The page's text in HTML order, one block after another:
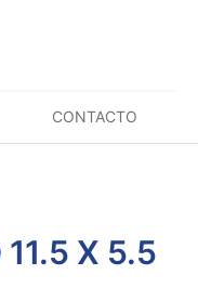
CONTACTO
11.5 X 5.5